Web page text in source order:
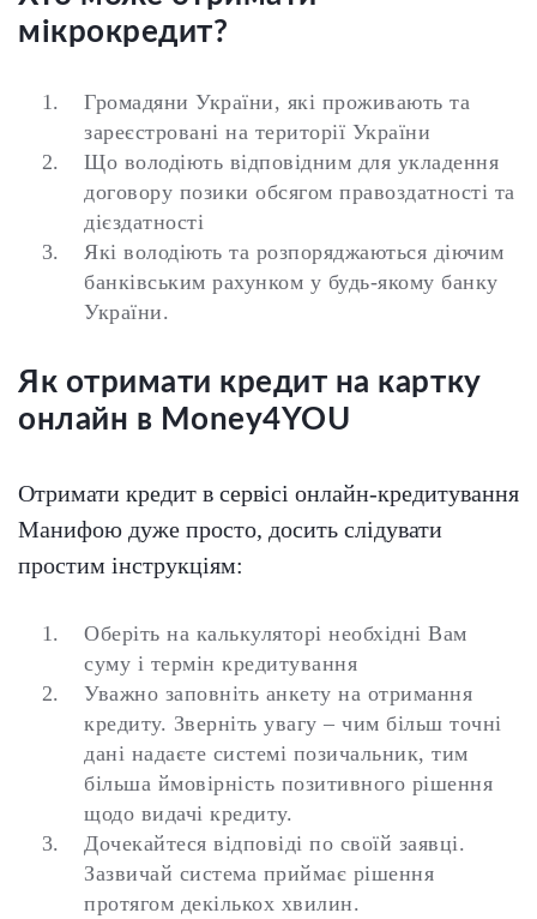
мікрокредит?
Громадяни України, які проживають та
зареєстровані на території України
Що володіють відповідним для укладення
договору позики обсягом правоздатності та
дієздатності
Які володіють та розпоряджаються діючим
банківським рахунком у будь-якому банку
України.
Як отримати кредит на картку
онлайн в Money4YOU
Отримати кредит в сервісі онлайн-кредитування
Mанифою дуже просто, досить слідувати
простим інструкціям:
Оберіть на калькуляторі необхідні Вам
суму і термін кредитування
Уважно заповніть анкету на отримання
кредиту. Зверніть увагу – чим більш точні
дані надаєте системі позичальник, тим
більша ймовірність позитивного рішення
щодо видачі кредиту.
Дочекайтеся відповіді по своїй заявці.
Зазвичай система приймає рішення
протягом декількох хвилин.